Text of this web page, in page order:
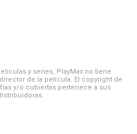
y series, PlayMax no tiene
de la película. El copyright de
y/o cubiertas pertenece a sus